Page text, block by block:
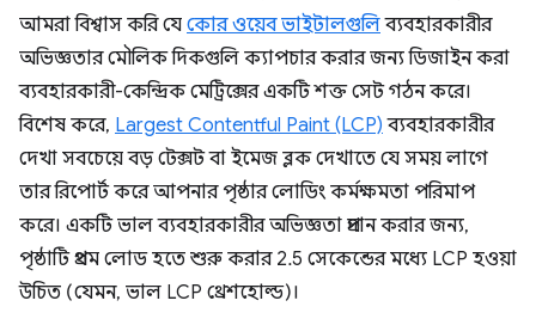
আমরা বিশ্বাস করি যে কোর ওয়েব ভাইটালগুলিব্যবহারকারীর
অভিজ্ঞতার মৌলিক দিকগুলি ক্যাপচার করার জন্য ডিজাইন করা
ব্যবহারকারী-কেন্দ্রিক মেট্রিক্সের একটি শক্ত সেট গঠন করে।
বিশেষ করে, Largest Contentful Paint (LCP) ব্যবহারকারীর
দেখা সবচেয়ে বড় টেক্সট বা ইমেজ ব্লক দেখাতে যে সময় লাগে
তার রিপোর্ট করে আপনার পৃষ্ঠার লোডিং কর্মক্ষমতা পরিমাপ
করে। একটি ভাল ব্যবহারকারীর অভিজ্ঞতা প্রদান করার জন্য,
পৃষ্ঠাটি প্রথম লোড হতে শুরু করার 2.5 সেকেন্ডের মধ্যে LCP হওয়া
উচিত (যেমন, ভাল LCP থ্রেশহোল্ড)।